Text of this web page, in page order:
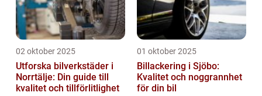
02 oktober 2025
Utforska bilverkstäder i
Norrtälje: Din guide till
kvalitet och tillförlitlighet
01 oktober 2025
Billackering i Sjöbo:
Kvalitet och noggrannhet
för din bil